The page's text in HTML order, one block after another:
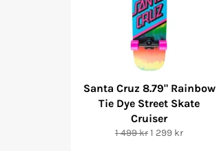
Santa Cruz 8.79" Rainbow
Tie Dye Street Skate
Cruiser
Ordinarie
1 499 krreapris
1 299 kr